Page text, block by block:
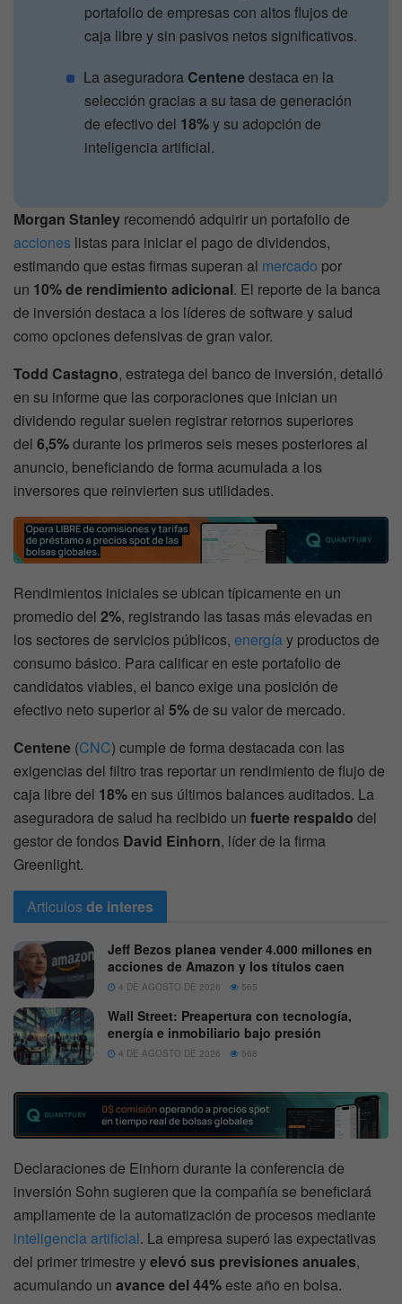
portafolio de empresas con altos flujos de
caja libre y sin pasivos netos significativos.
La aseguradora Centenedestaca en la
selección gracias a su tasa de generación
de efectivo del 18%y su adopción de
inteligencia artificial.
Morgan Stanley recomendó adquirir un portafolio de
acciones listas para iniciar el pago de dividendos,
estimando que estas firmas superan al mercado por
un 10% de rendimiento adicional. El reporte de la banca
de inversión destaca a los líderes de software y salud
como opciones defensivas de gran valor.
Todd Castagno, estratega del banco de inversión, detalló
en su informe que las corporaciones que inician un
dividendo regular suelen registrar retornos superiores
del 6,5%durante los primeros seis meses posteriores al
anuncio, beneficiando de forma acumulada a los
inversores que reinvierten sus utilidades.
Rendimientos iniciales se ubican típicamente en un
promedio del 2%, registrando las tasas más elevadas en
los sectores de servicios públicos, energíay productos de
consumo básico. Para calificar en este portafolio de
candidatos viables, el banco exige una posición de
efectivo neto superior al 5%de su valor de mercado.
Centene (CNC) cumple de forma destacada con las
exigencias del filtro tras reportar un rendimiento de flujo de
caja libre del 18%en sus últimos balances auditados. La
aseguradora de salud ha recibido un fuerte respaldo del
gestor de fondos David Einhorn, líder de la firma
Greenlight.
Articulosde interes
Jeff Bezos planea vender 4.000 millones en
acciones de Amazon y los títulos caen
4 DE AGOSTO DE 2026 565
Wall Street: Preapertura con tecnología,
energía e inmobiliario bajo presión
4 DE AGOSTO DE 2026 568
Declaraciones de Einhorn durante la conferencia de
inversión Sohn sugieren que la compañía se beneficiará
ampliamente de la automatización de procesos mediante
inteligencia artificial. La empresa superó las expectativas
del primer trimestre yelevó sus previsiones anuales,
acumulando un avance del 44%este año en bolsa.